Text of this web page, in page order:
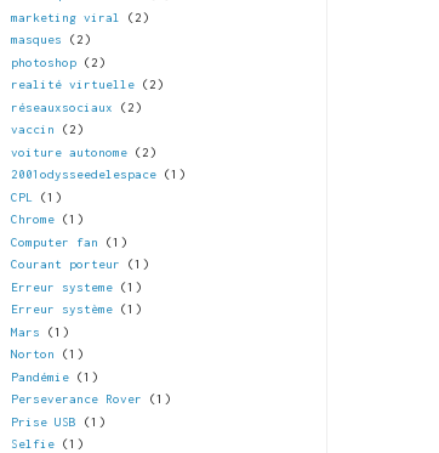
marketing viral
(2)
masques
(2)
photoshop
(2)
realité virtuelle
(2)
réseauxsociaux
(2)
vaccin
(2)
voiture autonome
(2)
2001odysseedelespace
(1)
CPL
(1)
Chrome
(1)
Computer fan
(1)
Courant porteur
(1)
Erreur systeme
(1)
Erreur système
(1)
Mars
(1)
Norton
(1)
Pandémie
(1)
Perseverance Rover
(1)
Prise USB
(1)
Selfie
(1)